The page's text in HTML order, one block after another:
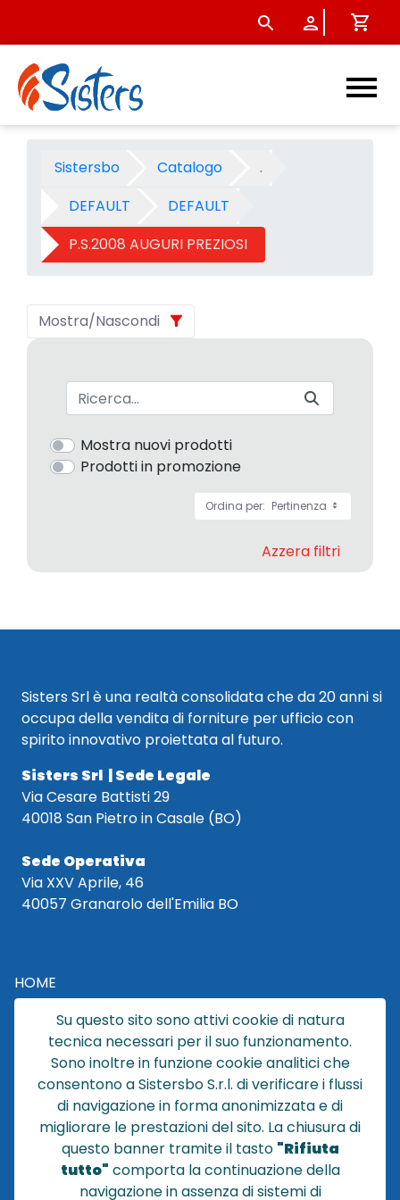
P.S.2008 AUGURI
Sistersbo Catalogo
.
DEFAULT
DEFAULT
P.S.2008 AUGURI PREZIOSI
Mostra/Nascondi
Barra di ricerca
Mostra nuovi prodotti
Prodotti in promozione
Ordina per: Pertinenza
Azzera filtri
Sisters Srl è una realtà consolidata che da 20 anni si
occupa della vendita di forniture per ufficio con
spirito innovativo proiettata al futuro.
Sisters Srl | Sede Legale
Via Cesare Battisti 29
40018 San Pietro in Casale (BO)
Sede Operativa
Via XXV Aprile, 46
40057 Granarolo dell'Emilia BO
HOME
CATALOGO
CHI SIAMO
NEWS
CONTATTACI
CONDIZIONI DI VENDITA
POLICY PRIVACY
NOTE LEGALI
Su questo sito sono attivi cookie di natura
tecnica necessari per il suo funzionamento.
Sono inoltre in funzione cookie analitici che
consentono a Sistersbo S.r.l. di verificare i flussi
di navigazione in forma anonimizzata e di
migliorare le prestazioni del sito. La chiusura di
questo banner tramite il tasto "Rifiuta
tutto" comporta la continuazione della
navigazione in assenza di sistemi di